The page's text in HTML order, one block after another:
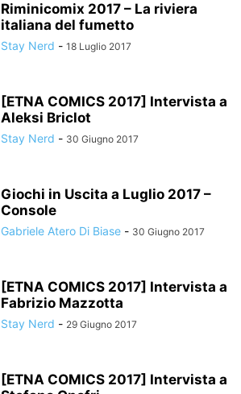
Riminicomix 2017 – La riviera
italiana del fumetto
Stay Nerd - 18 Luglio 2017
[ETNA COMICS 2017] Intervista a
Aleksi Briclot
Stay Nerd - 30 Giugno 2017
Giochi in Uscita a Luglio 2017 –
Console
Gabriele Atero Di Biase - 30 Giugno 2017
[ETNA COMICS 2017] Intervista a
Fabrizio Mazzotta
Stay Nerd - 29 Giugno 2017
[ETNA COMICS 2017] Intervista a